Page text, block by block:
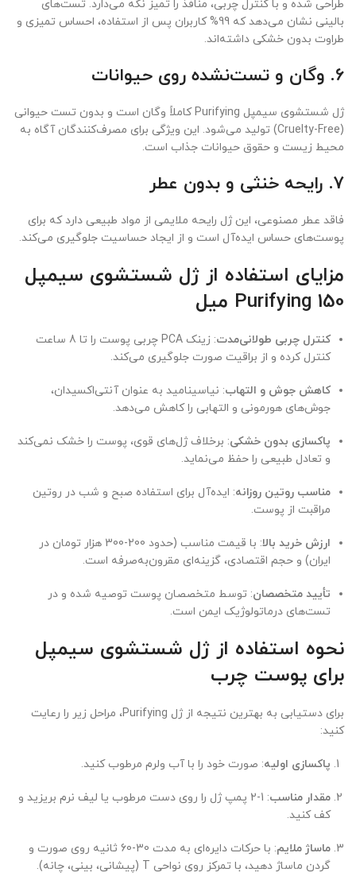
طراحی شده و با کنترل چربی، منافذ را تمیز نگه می‌دارد. تست‌های
بالینی نشان می‌دهد که 99% کاربران پس از استفاده، احساس تمیزی و
طراوت بدون خشکی داشته‌اند.
6. وگان و تست‌نشده روی حیوانات
ژل شستشوی سیمپل Purifying کاملاً وگان است و بدون تست حیوانی
(Cruelty-Free) تولید می‌شود. این ویژگی برای مصرف‌کنندگان آگاه به
محیط زیست و حقوق حیوانات جذاب است.
7. رایحه خنثی و بدون عطر
فاقد عطر مصنوعی، این ژل رایحه ملایمی از مواد طبیعی دارد که برای
پوست‌های حساس ایده‌آل است و از ایجاد حساسیت جلوگیری می‌کند.
مزایای استفاده از ژل شستشوی سیمپل
Purifying 150 میل
کنترل چربی طولانی‌مدت
: زینک PCA چربی پوست را تا 8 ساعت
کنترل کرده و از براقیت صورت جلوگیری می‌کند.
کاهش جوش و التهاب: نیاسینامید به عنوان آنتی‌اکسیدان،
جوش‌های هورمونی و التهابی را کاهش می‌دهد.
پاکسازی بدون خشکی: برخلاف ژل‌های قوی، پوست را خشک نمی‌کند
و تعادل طبیعی را حفظ می‌نماید.
مناسب روتین روزانه: ایده‌آل برای استفاده صبح و شب در روتین
مراقبت از پوست.
ارزش خرید بالا
: با قیمت مناسب (حدود 200-300 هزار تومان در
ایران) و حجم اقتصادی، گزینه‌ای مقرون‌به‌صرفه است.
تأیید متخصصان: توسط متخصصان پوست توصیه شده و در
تست‌های درماتولوژیک ایمن است.
نحوه استفاده از ژل شستشوی سیمپل
برای پوست چرب
برای دستیابی به بهترین نتیجه از ژل Purifying، مراحل زیر را رعایت
کنید:
پاکسازی اولیه: صورت خود را با آب ولرم مرطوب کنید.
مقدار مناسب
: 1-2 پمپ ژل را روی دست مرطوب یا لیف نرم بریزید و
کف کنید.
ماساژ ملایم
: با حرکات دایره‌ای به مدت 30-60 ثانیه روی صورت و
گردن ماساژ دهید، با تمرکز روی نواحی T (پیشانی، بینی، چانه).